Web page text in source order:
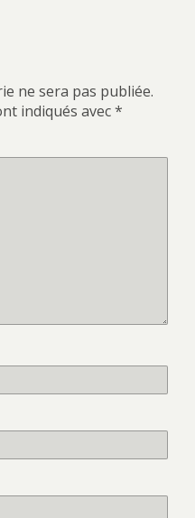
ne sera pas publiée.
indiqués avec*